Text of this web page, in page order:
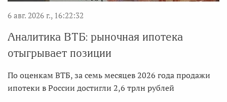
6 авг. 2026 г., 16:22:32
Аналитика ВТБ: рыночная ипотека
отыгрывает позиции
По оценкам ВТБ, за семь месяцев 2026 года продажи
ипотеки в России достигли 2,6 трлн рублей